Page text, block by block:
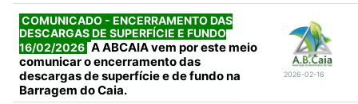
COMUNICADO - ENCERRAMENTO DAS
DESCARGAS DE SUPERFÍCIE E FUNDO
16/02/2026 A ABCAIA vem por este meio
comunicar o encerramento das
descargas de superfície e de fundo na
Barragem do Caia.
2026-02-16